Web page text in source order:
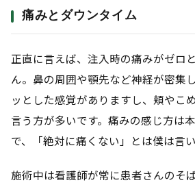
痛みとダウンタイム
正直に言えば、注入時の痛みがゼロ
ん。鼻の周囲や顎先など神経が密集
ッとした感覚がありますし、頬やこ
言う方が多いです。痛みの感じ方は
で、「絶対に痛くない」とは僕は言い
施術中は看護師が常に患者さんのそ